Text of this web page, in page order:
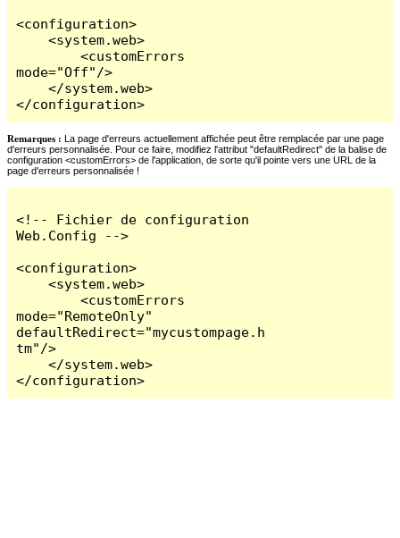
<configuration>
    <system.web>
        <customErrors
mode="Off"/>
    </system.web>
</configuration>
Remarques : La page d'erreurs actuellement affichée peut être remplacée par une page
d'erreurs personnalisée. Pour ce faire, modifiez l'attribut "defaultRedirect" de la balise de
configuration <customErrors> de l'application, de sorte qu'il pointe vers une URL de la
page d'erreurs personnalisée !
<!-- Fichier de configuration
Web.Config -->
<configuration>
    <system.web>
        <customErrors
mode="RemoteOnly"
defaultRedirect="mycustompage.h
tm"/>
    </system.web>
</configuration>